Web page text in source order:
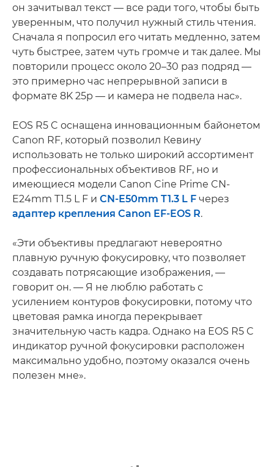
он зачитывал текст — все ради того, чтобы быть
уверенным, что получил нужный стиль чтения.
Сначала я попросил его читать медленно, затем
чуть быстрее, затем чуть громче и так далее. Мы
повторили процесс около 20–30 раз подряд —
это примерно час непрерывной записи в
формате 8K 25p — и камера не подвела нас».
EOS R5 C оснащена инновационным байонетом
Canon RF, который позволил Кевину
использовать не только широкий ассортимент
профессиональных объективов RF, но и
имеющиеся модели Canon Cine Prime CN-
E24mm T1.5 L F и CN-E50mm T1.3 L F через
адаптер крепления Canon EF-EOS R.
«Эти объективы предлагают невероятно
плавную ручную фокусировку, что позволяет
создавать потрясающие изображения, —
говорит он. — Я не люблю работать с
усилением контуров фокусировки, потому что
цветовая рамка иногда перекрывает
значительную часть кадра. Однако на EOS R5 C
индикатор ручной фокусировки расположен
максимально удобно, поэтому оказался очень
полезен мне».